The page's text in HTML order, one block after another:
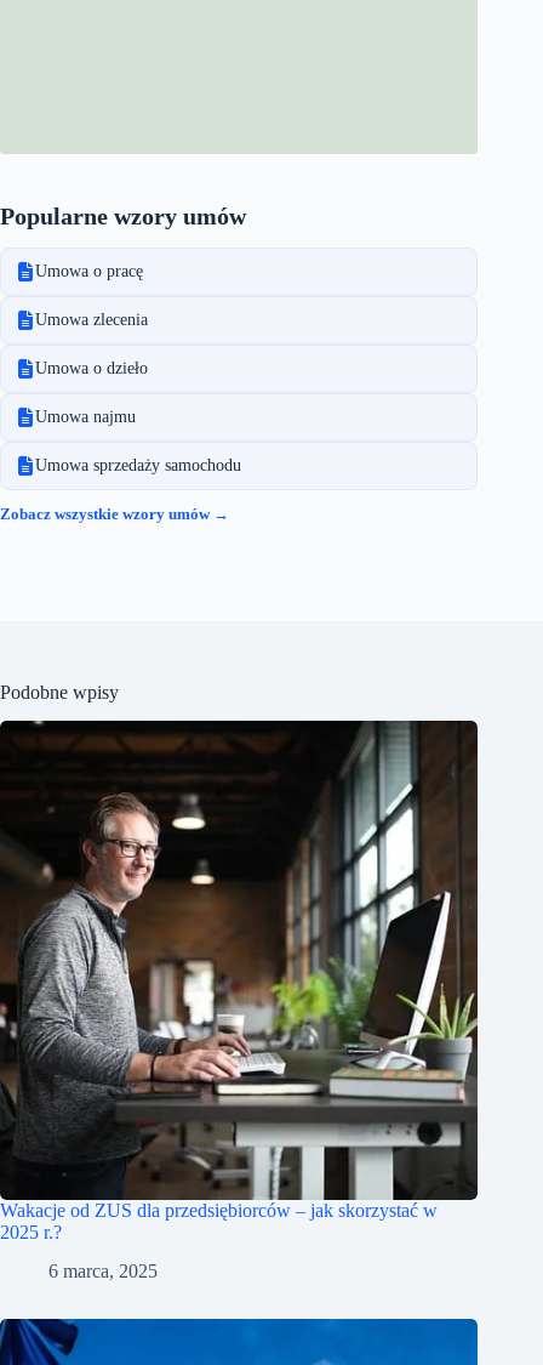
Popularne wzory umów
Umowa o pracę
Umowa zlecenia
Umowa o dzieło
Umowa najmu
Umowa sprzedaży samochodu
Zobacz wszystkie wzory umów →
Podobne wpisy
Wakacje od ZUS dla przedsiębiorców – jak skorzystać w
2025 r.?
6 marca, 2025